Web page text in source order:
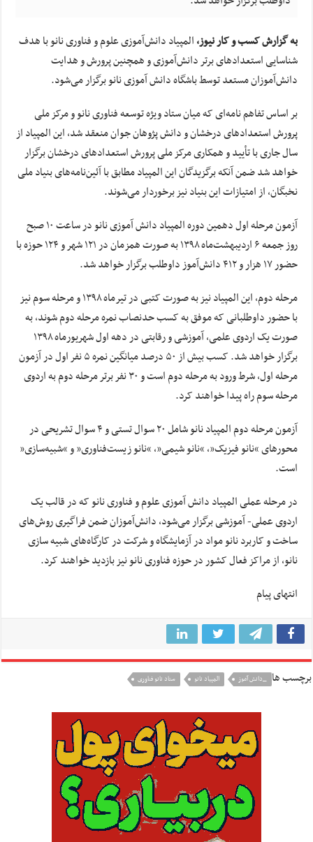
به گزارش کسب و کار نیوز،المپیاد دانش‌آموزی علوم و فناوری نانو با هدف
شناسایی استعدادهای برتر دانش‌آموزی و همچنین پرورش و هدایت
دانش‌آموزان مستعد توسط باشگاه دانش آموزی نانو برگزار می‌شود.
بر اساس تفاهم‬ نامه‌ای که میان ستاد ویژه توسعه فناوری نانو و مرکز ملی
پرورش استعدادهای درخشان و دانش پژوهان جوان منعقد شد، این المپیاد از
سال جاری با تأیید و همکاری مرکز ملی پرورش استعدادهای درخشان برگزار
خواهد شد ضمن آنکه برگزیدگان این المپیاد مطابق با آئین‌نامه‌های بنیاد ملی
نخبگان، از امتیازات این بنیاد نیز برخوردار می‌شوند.
آزمون مرحله اول دهمین دوره المپیاد دانش آموزی نانو در ساعت ۱۰ صبح
روز جمعه ۶ اردیبهشت‌ماه ۱۳۹۸ به صورت همزمان در ۱۲۱ شهر و ۱۲۴ حوزه با
حضور ۱۷ هزار و ۴۱۲ دانش‌آموز داوطلب برگزار خواهد شد.
مرحله دوم، این المپیاد نیز به صورت کتبی در تیرماه ۱۳۹۸ و مرحله سوم نیز
با حضور داوطلبانی که موفق به کسب حدنصاب نمره مرحله دوم شوند، به
صورت یک اردوی علمی، آموزشی و رقابتی در دهه اول شهریورماه ۱۳۹۸
برگزار خواهد شد. کسب بیش از ۵۰ درصد میانگین نمره ۵ نفر اول در آزمون
مرحله اول، شرط ورود به مرحله دوم است و ۳۰ نفر برتر مرحله دوم به اردوی
مرحله سوم راه پیدا خواهند کرد.
آزمون مرحله دوم المپیاد نانو شامل ۲۰ سوال تستی و ۴ سوال تشریحی در
محورهای “نانو فیزیک”، “نانو شیمی”، “نانو زیست‌فناوری” و “شبیه‌سازی”
است.
در مرحله عملی المپیاد دانش آموزی علوم و فناوری نانو که در قالب یک
اردوی عملی- آموزشی برگزار می‌شود، دانش‌آموزان ضمن فراگیری روش‌های
ساخت و کاربرد نانو مواد در آزمایشگاه و شرکت در کارگاه‌های شبیه سازی
نانو، از مراکز فعال کشور در حوزه فناوری نانو نیز بازدید خواهند کرد.
انتهای پیام
برچسب ها _دانش آموز المپیاد نانو ستاد نانو فناوری